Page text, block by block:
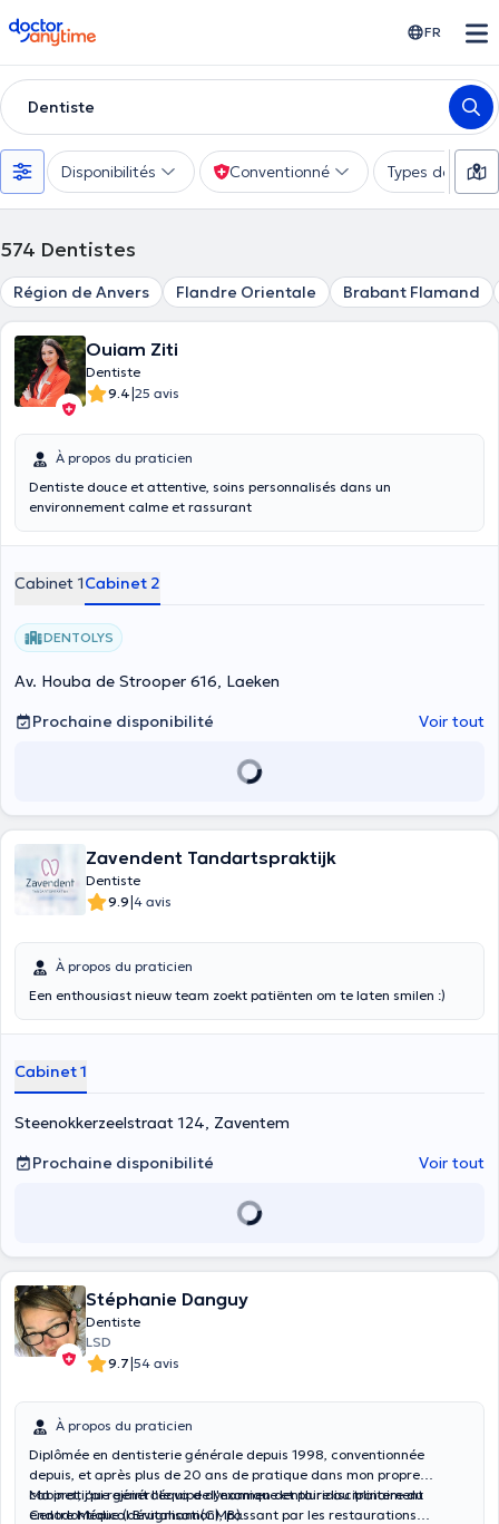
doctoranytime FR
Dentiste
Disponibilités Conventionné Types de
574 Dentistes
Région de Anvers Flandre Orientale Brabant Flamand
Ouiam Ziti
Dentiste
9.4|25 avis
À propos du praticien
Dentiste douce et attentive, soins personnalisés dans un
environnement calme et rassurant
Cabinet 1Cabinet 2
DENTOLYS
Av. Houba de Strooper 616, Laeken
Prochaine disponibilité
Voir tout
Zavendent Tandartspraktijk
Dentiste
9.9|4 avis
À propos du praticien
Een enthousiast nieuw team zoekt patiënten om te laten smilen :)
Cabinet 1
Steenokkerzeelstraat 124, Zaventem
Prochaine disponibilité
Voir tout
Stéphanie Danguy
Dentiste
LSD
9.7|54 avis
À propos du praticien
Diplômée en dentisterie générale depuis 1998, conventionnée
depuis, et après plus de 20 ans de pratique dans mon propre
cabinet, j'ai rejoint l'équipe dynamique et pluridisciplinaire du
Centre Médical Brugmann(CMB).
Ma pratique générale va de l'examen dentaire au traitement
endodontique (dévitalisation), passant par les restaurations